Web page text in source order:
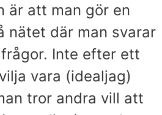
är att man gör en
nätet där man svarar
Inte efter ett
vara (idealjag)
tror andra vill att